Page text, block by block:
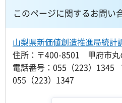
このページに関するお問い
山梨県新価値創造推進局統計
住所：〒400-8501 甲府市丸
電話番号：055（223）1345
055（223）1347